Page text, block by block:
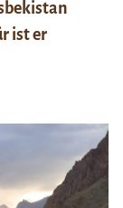
ist er